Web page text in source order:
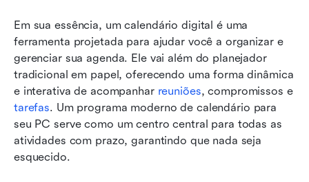
Em sua essência, um calendário digital é uma
ferramenta projetada para ajudar você a organizar e
gerenciar sua agenda. Ele vai além do planejador
tradicional em papel, oferecendo uma forma dinâmica
e interativa de acompanhar reuniões
, compromissos e
tarefas. Um programa moderno de calendário para
seu PC serve como um centro central para todas as
atividades com prazo, garantindo que nada seja
esquecido.